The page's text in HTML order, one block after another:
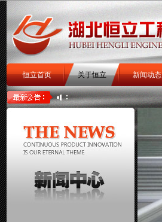
恒立首页 关于恒立 新闻动态
扒渣机 扒矿机 关于我们